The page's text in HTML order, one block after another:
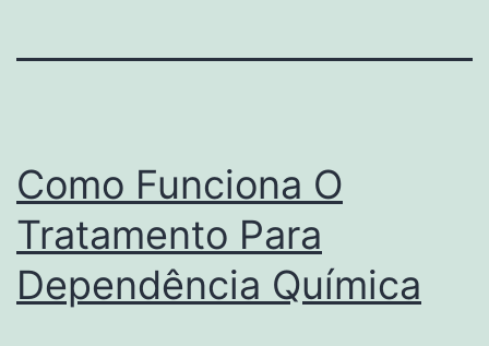
Como Funciona O
Tratamento Para
Dependência Química